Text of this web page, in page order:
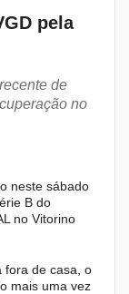
pela
de
no
neste sábado
B do
no Vitorino
fora de casa, o
mais uma vez